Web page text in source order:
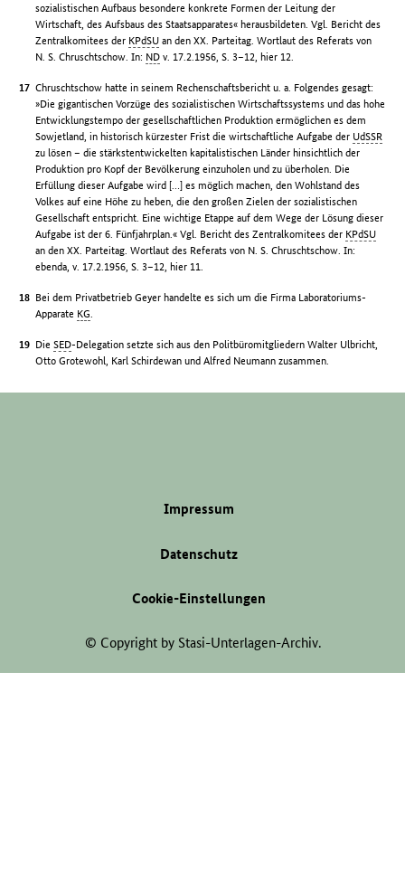
sozialistischen Aufbaus besondere konkrete Formen der Leitung der
Wirtschaft, des Aufsbaus des Staatsapparates« herausbildeten. Vgl. Bericht des
Zentralkomitees der KPdSU an den XX. Parteitag. Wortlaut des Referats von
N. S. Chruschtschow. In: ND v. 17.2.1956, S. 3–12, hier 12.
Chruschtschow hatte in seinem Rechenschaftsbericht u. a. Folgendes gesagt:
»Die gigantischen Vorzüge des sozialistischen Wirtschaftssystems und das hohe
Entwicklungstempo der gesellschaftlichen Produktion ermöglichen es dem
Sowjetland, in historisch kürzester Frist die wirtschaftliche Aufgabe der UdSSR
zu lösen – die stärkstentwickelten kapitalistischen Länder hinsichtlich der
Produktion pro Kopf der Bevölkerung einzuholen und zu überholen. Die
Erfüllung dieser Aufgabe wird […] es möglich machen, den Wohlstand des
Volkes auf eine Höhe zu heben, die den großen Zielen der sozialistischen
Gesellschaft entspricht. Eine wichtige Etappe auf dem Wege der Lösung dieser
Aufgabe ist der 6. Fünfjahrplan.« Vgl. Bericht des Zentralkomitees der KPdSU
an den XX. Parteitag. Wortlaut des Referats von N. S. Chruschtschow. In:
ebenda, v. 17.2.1956, S. 3–12, hier 11.
Bei dem Privatbetrieb Geyer handelte es sich um die Firma Laboratoriums-
Apparate KG.
DieSED-Delegation setzte sich aus den Politbüromitgliedern Walter Ulbricht,
Otto Grotewohl, Karl Schirdewan und Alfred Neumann zusammen.
Impressum
Datenschutz
Cookie-Einstellungen
© Copyright by Stasi-Unterlagen-Archiv.